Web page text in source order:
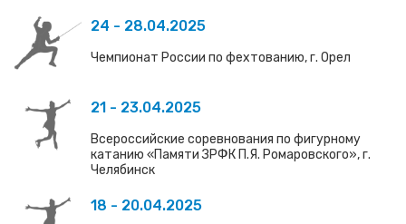
24 - 28.04.2025
Чемпионат России по фехтованию, г. Орел
21 - 23.04.2025
Всероссийские соревнования по фигурному
катанию «Памяти ЗРФК П.Я. Ромаровского», г.
Челябинск
18 - 20.04.2025